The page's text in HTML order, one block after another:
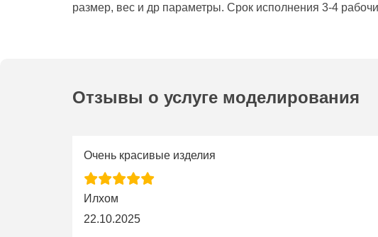
размер, вес и др параметры. Срок исполнения 3-4
Отзывы о услуге моделирования
Очень красивые изделия
Илхом
22.10.2025